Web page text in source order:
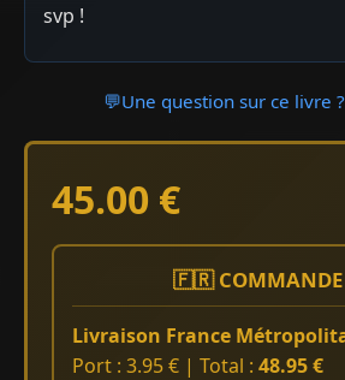
svp !
💬Une question sur ce livre ?
45.00 €
🇫🇷 COMMANDE
Livraison France
Port : 3.95 € | Total : 48.95 €